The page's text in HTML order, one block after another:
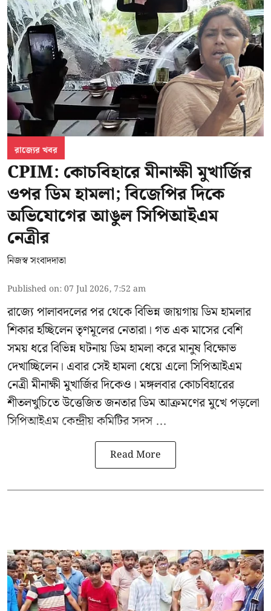
রাজ্যের খবর
CPIM: কোচবিহারে মীনাক্ষী মুখার্জির
ওপর ডিম হামলা; বিজেপির দিকে
অভিযোগের আঙুল সিপিআইএম
নেত্রীর
নিজস্ব সংবাদদাতা
Published on:07 Jul 2026, 7:52 am
রাজ্যে পালাবদলের পর থেকে বিভিন্ন জায়গায় ডিম হামলার
শিকার হচ্ছিলেন তৃণমূলের নেতারা। গত এক মাসের বেশি
সময় ধরে বিভিন্ন ঘটনায় ডিম হামলা করে মানুষ বিক্ষোভ
দেখাচ্ছিলেন। এবার সেই হামলা ধেয়ে এলোসিপিআইএম
নেত্রী মীনাক্ষী মুখার্জিরদিকেও। মঙ্গলবার কোচবিহারের
শীতলখুচিতে উত্তেজিত জনতার ডিম আক্রমণের মুখে পড়লো
সিপিআইএম কেন্দ্রীয় কমিটির সদস ...
Read More